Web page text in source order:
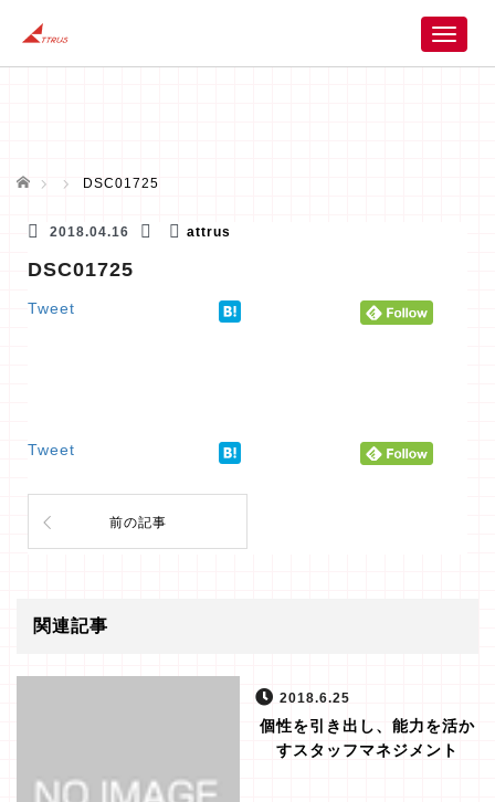
T
ホーム DSC01725
2018.04.16 attrus
DSC01725
Tweet
Tweet
前の記事
関連記事
2018.6.25
個性を引き出し、能力を活か
すスタッフマネジメント